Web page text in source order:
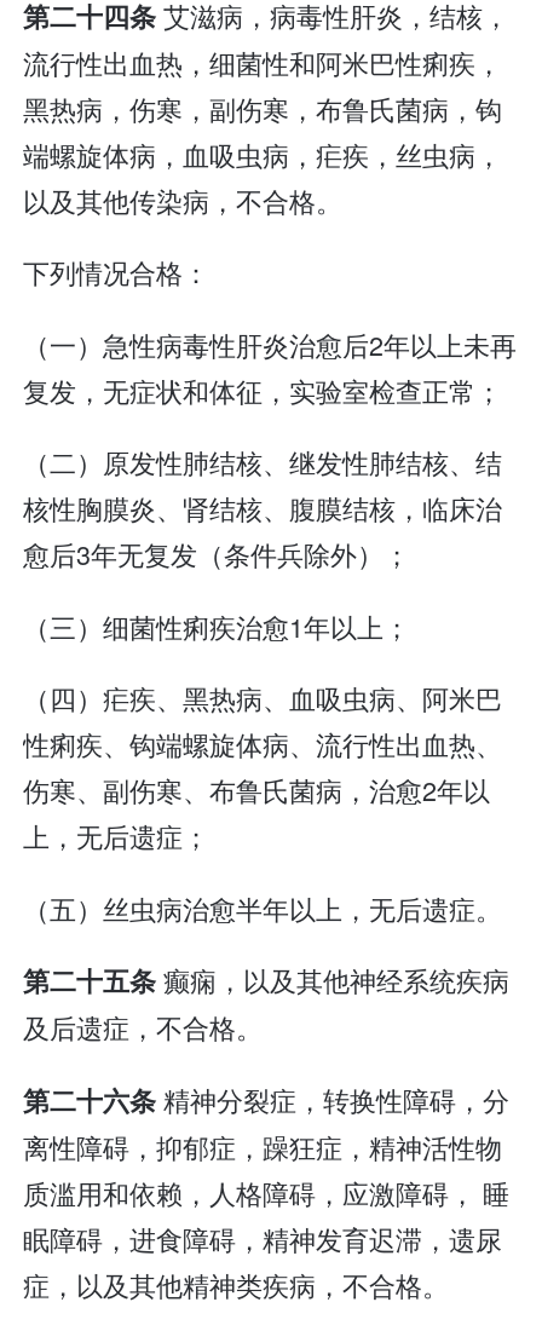
第二十四条艾滋病，病毒性肝炎，结核，
流行性出血热，细菌性和阿米巴性痢疾，
黑热病，伤寒，副伤寒，布鲁氏菌病，钩
端螺旋体病，血吸虫病，疟疾，丝虫病，
以及其他传染病，不合格。
下列情况合格：
（一）急性病毒性肝炎治愈后2年以上未再
复发，无症状和体征，实验室检查正常；
（二）原发性肺结核、继发性肺结核、结
核性胸膜炎、肾结核、腹膜结核，临床治
愈后3年无复发（条件兵除外）；
（三）细菌性痢疾治愈1年以上；
（四）疟疾、黑热病、血吸虫病、阿米巴
性痢疾、钩端螺旋体病、流行性出血热、
伤寒、副伤寒、布鲁氏菌病，治愈2年以
上，无后遗症；
（五）丝虫病治愈半年以上，无后遗症。
第二十五条癫痫，以及其他神经系统疾病
及后遗症，不合格。
第二十六条精神分裂症，转换性障碍，分
离性障碍，抑郁症，躁狂症，精神活性物
质滥用和依赖，人格障碍，应激障碍， 睡
眠障碍，进食障碍，精神发育迟滞，遗尿
症，以及其他精神类疾病，不合格。